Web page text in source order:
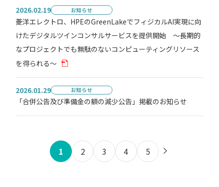
2026.02.19 お知らせ
菱洋エレクトロ、HPEのGreenLakeでフィジカルAI実現に向
けたデジタルツインコンサルサービスを提供開始 ～長期的
なプロジェクトでも無駄のないコンピューティングリソース
を得られる～
2026.01.29 お知らせ
「合併公告及び準備金の額の減少公告」掲載のお知らせ
1 2 3 4 5